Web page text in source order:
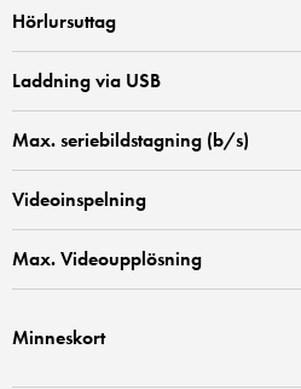
Hörlursuttag
Laddning via USB
Max. seriebildstagning (b/s)
Videoinspelning
Max. Videoupplösning
Minneskort